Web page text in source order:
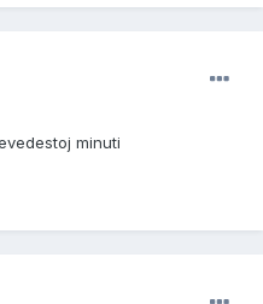
minuti